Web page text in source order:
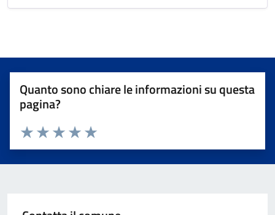
Quanto sono chiare le informazioni su questa
pagina?
Valuta da 1 a 5 stelle la pagina
Valuta 5 stelle su 5
Valuta 4 stelle su 5
Valuta 3 stelle su 5
Valuta 2 stelle su 5
Valuta 1 stelle su 5